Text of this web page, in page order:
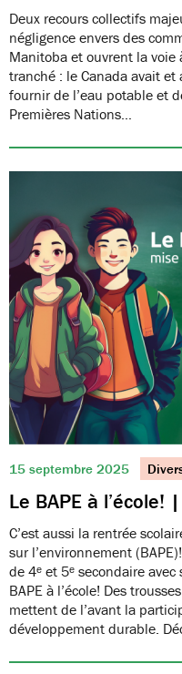
Deux recours collectifs
négligence envers des
Manitoba et ouvrent la
tranché : le Canada avait
fournir de l’eau potable et
Premières Nations…
15 septembre 2025
Le BAPE à l’école!
C’est aussi la rentrée
sur l’environnement
de 4ᵉ et 5ᵉ secondaire
BAPE à l’école! Des
mettent de l’avant la
développement durable.